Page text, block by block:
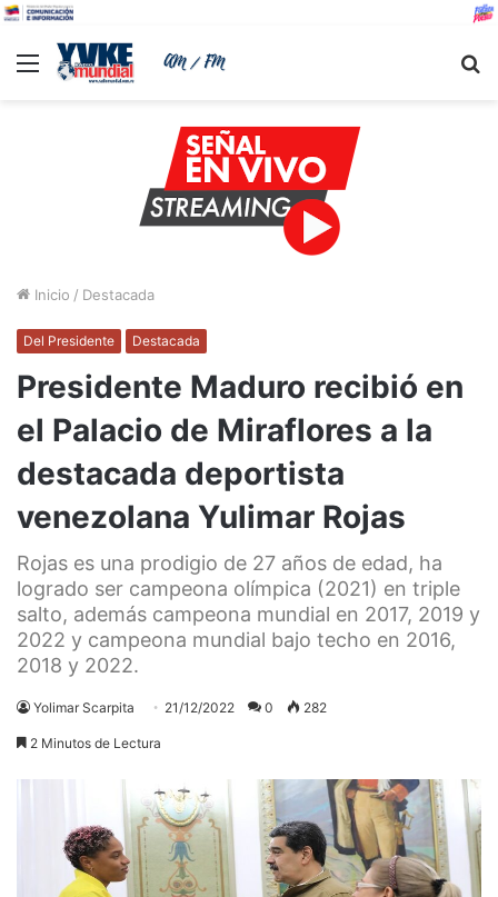
Menu
Inicio / Destacada
Del Presidente Destacada
Presidente Maduro recibió en
el Palacio de Miraflores a la
destacada deportista
venezolana Yulimar Rojas
Rojas es una prodigio de 27 años de edad, ha
logrado ser campeona olímpica (2021) en triple
salto, además campeona mundial en 2017, 2019 y
2022 y campeona mundial bajo techo en 2016,
2018 y 2022.
Yolimar Scarpita 21/12/2022 0 282
2 Minutos de Lectura